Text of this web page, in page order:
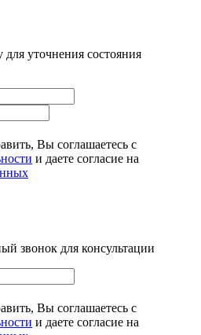
уточнения состояния
Вы соглашаетесь с
и даете согласие на
звонок для консультации
Вы соглашаетесь с
и даете согласие на